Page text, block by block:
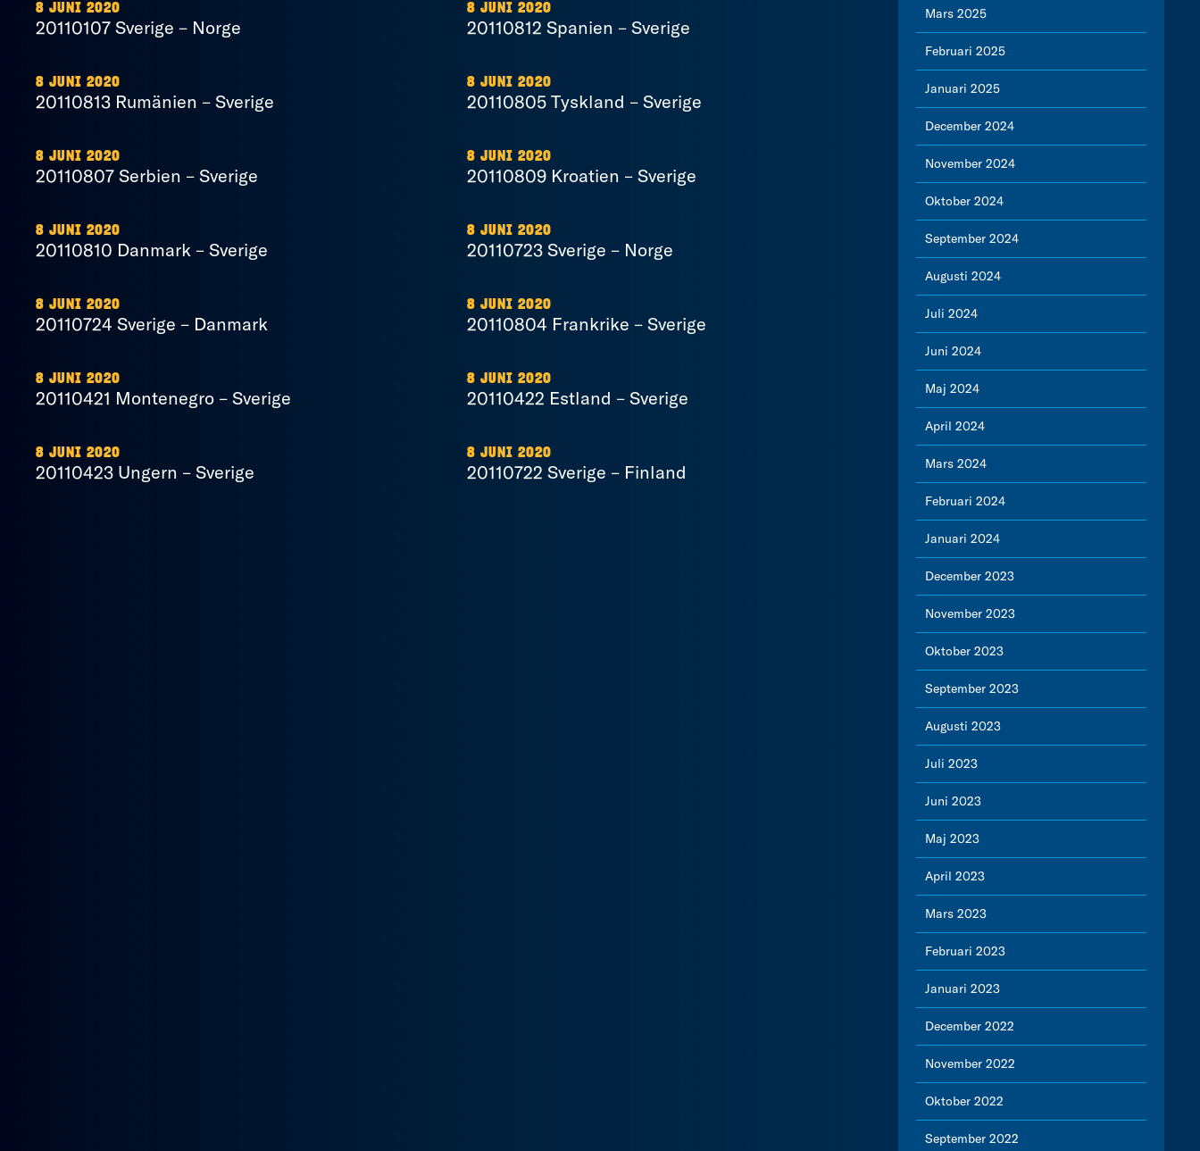
8 JUNI 2020
20110107 Sverige – Norge
8 JUNI 2020
20110812 Spanien – Sverige
8 JUNI 2020
20110813 Rumänien – Sverige
8 JUNI 2020
20110805 Tyskland – Sverige
8 JUNI 2020
20110807 Serbien – Sverige
8 JUNI 2020
20110809 Kroatien – Sverige
8 JUNI 2020
20110810 Danmark – Sverige
8 JUNI 2020
20110723 Sverige – Norge
8 JUNI 2020
20110724 Sverige – Danmark
8 JUNI 2020
20110804 Frankrike – Sverige
8 JUNI 2020
20110421 Montenegro – Sverige
8 JUNI 2020
20110422 Estland – Sverige
8 JUNI 2020
20110423 Ungern – Sverige
8 JUNI 2020
20110722 Sverige – Finland
Mars 2025
Februari 2025
Januari 2025
December 2024
November 2024
Oktober 2024
September 2024
Augusti 2024
Juli 2024
Juni 2024
Maj 2024
April 2024
Mars 2024
Februari 2024
Januari 2024
December 2023
November 2023
Oktober 2023
September 2023
Augusti 2023
Juli 2023
Juni 2023
Maj 2023
April 2023
Mars 2023
Februari 2023
Januari 2023
December 2022
November 2022
Oktober 2022
September 2022